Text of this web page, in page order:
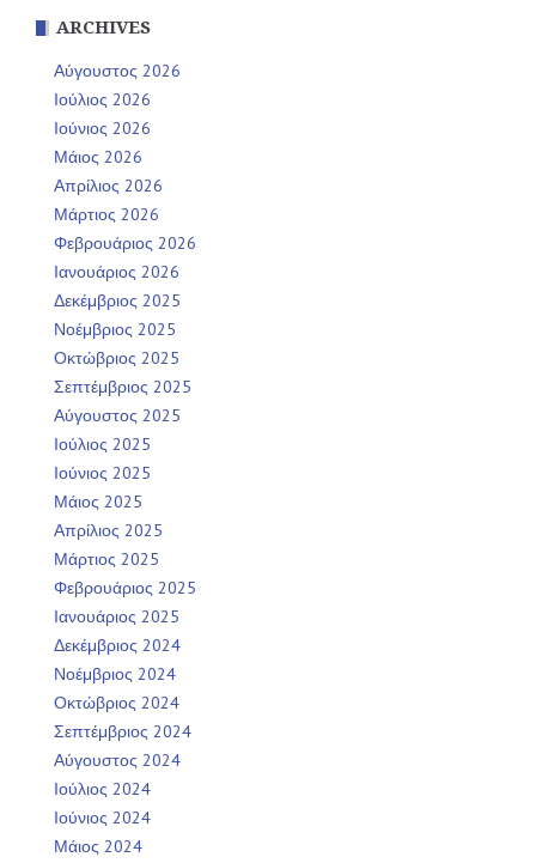
ARCHIVES
Αύγουστος 2026
Ιούλιος 2026
Ιούνιος 2026
Μάιος 2026
Απρίλιος 2026
Μάρτιος 2026
Φεβρουάριος 2026
Ιανουάριος 2026
Δεκέμβριος 2025
Νοέμβριος 2025
Οκτώβριος 2025
Σεπτέμβριος 2025
Αύγουστος 2025
Ιούλιος 2025
Ιούνιος 2025
Μάιος 2025
Απρίλιος 2025
Μάρτιος 2025
Φεβρουάριος 2025
Ιανουάριος 2025
Δεκέμβριος 2024
Νοέμβριος 2024
Οκτώβριος 2024
Σεπτέμβριος 2024
Αύγουστος 2024
Ιούλιος 2024
Ιούνιος 2024
Μάιος 2024